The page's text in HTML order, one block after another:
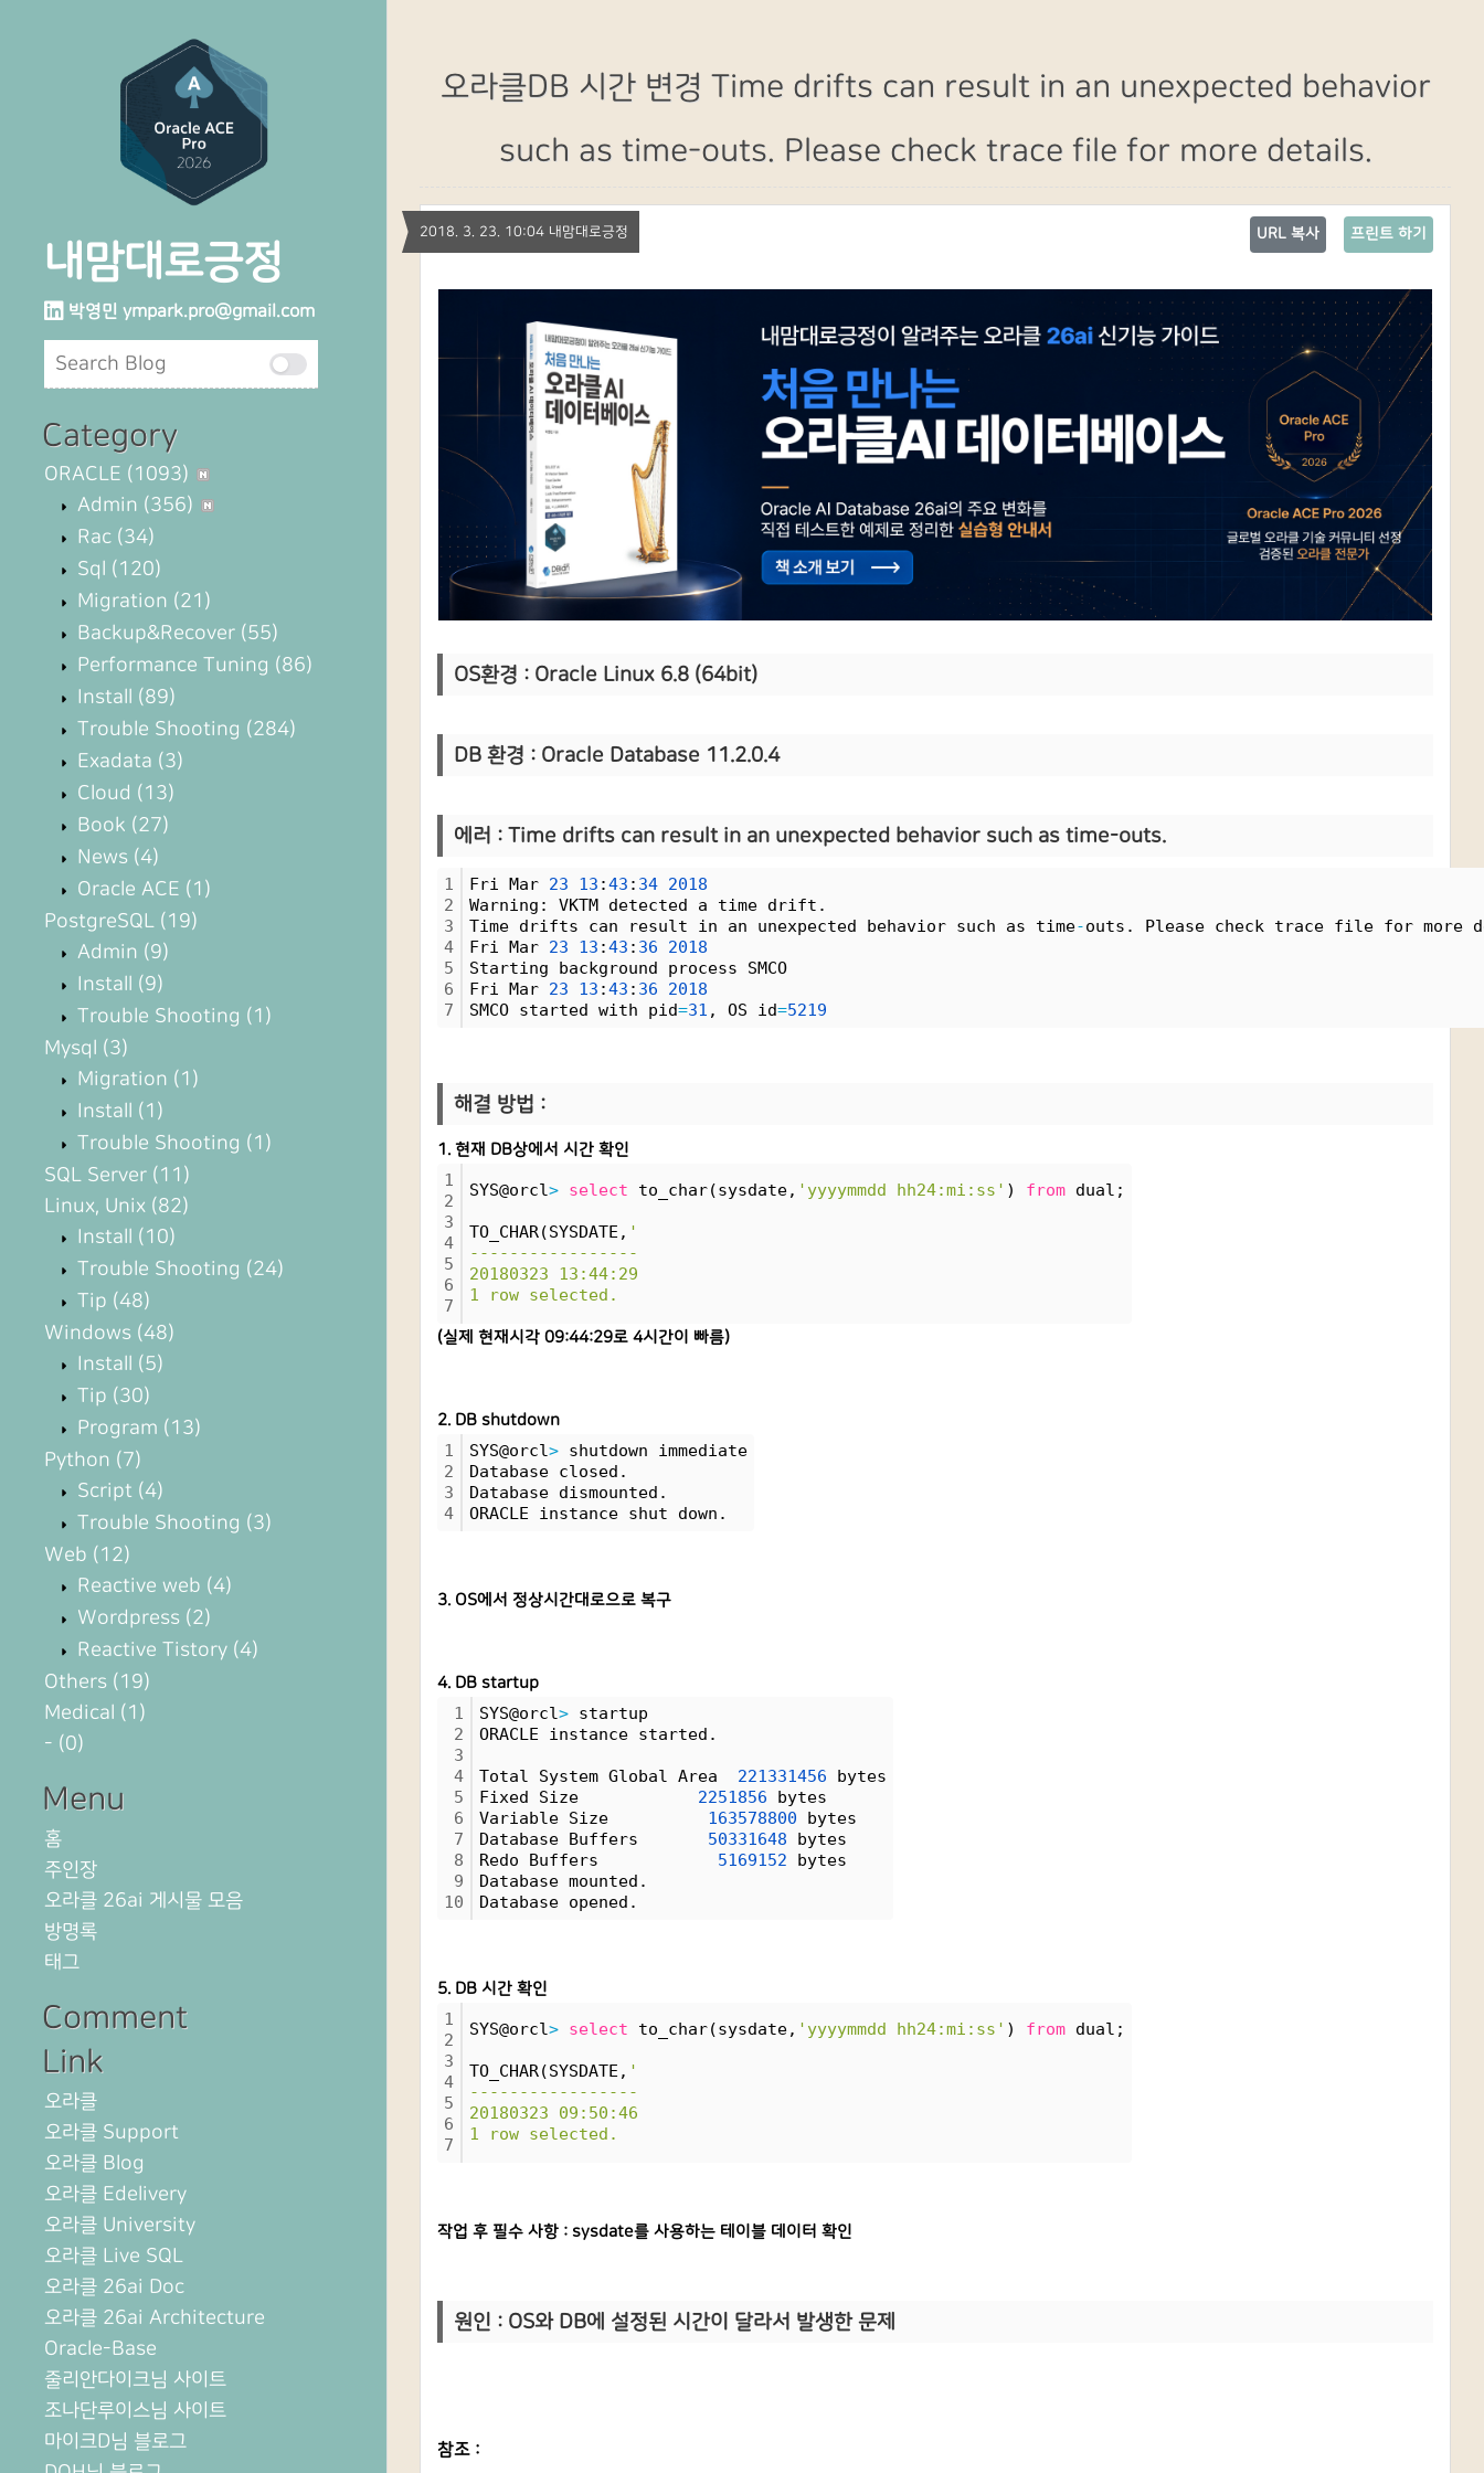
내맘대로긍정
박영민 ympark.pro@gmail.com
Category
ORACLE (1093)
Admin (356)
Rac (34)
Sql (120)
Migration (21)
Backup&Recover (55)
Performance Tuning (86)
Install (89)
Trouble Shooting (284)
Exadata (3)
Cloud (13)
Book (27)
News (4)
Oracle ACE (1)
PostgreSQL (19)
Admin (9)
Install (9)
Trouble Shooting (1)
Mysql (3)
Migration (1)
Install (1)
Trouble Shooting (1)
SQL Server (11)
Linux, Unix (82)
Install (10)
Trouble Shooting (24)
Tip (48)
Windows (48)
Install (5)
Tip (30)
Program (13)
Python (7)
Script (4)
Trouble Shooting (3)
Web (12)
Reactive web (4)
Wordpress (2)
Reactive Tistory (4)
Others (19)
Medical (1)
- (0)
Menu
홈
주인장
오라클 26ai 게시물 모음
방명록
태그
Comment
Link
오라클
오라클 Support
오라클 Blog
오라클 Edelivery
오라클 University
오라클 Live SQL
오라클 26ai Doc
오라클 26ai Architecture
Oracle-Base
줄리안다이크님 사이트
조나단루이스님 사이트
마이크D님 블로그
오라클DB 시간 변경 Time drifts can result in an unexpected behavior
such as time-outs. Please check trace file for more details.
2018. 3. 23. 10:04 내맘대로긍정 프린트 하기
URL 복사
OS환경 : Oracle Linux 6.8 (64bit)
DB 환경 : Oracle Database 11.2.0.4
에러 : Time drifts can result in an unexpected behavior such as time-outs.
1
2
3
4
5
6
7
Fri Mar 23 13 :43 : 34 2018
Warning: VKTM detected a time drift.
Time drifts can result in an unexpected behavior such as time-outs. Please check trace file for more
Fri Mar 23 13 :43 : 36
2018
Starting background process SMCO
Fri Mar 23 13 :43 : 36
2018
SMCO started with pid=31 , OS id=5219
해결 방법 :
1. 현재 DB상에서 시간 확인
1
2
3
4
5
6
7
SYS@orcl> select to_char(sysdate, 'yyyymmdd hh24:mi:ss' ) from dual;
TO_CHAR(SYSDATE, '
-----------------
20180323 13:44:29
1 row selected.
(실제 현재시각 09:44:29로 4시간이 빠름)
2. DB shutdown
1
2
3
4
SYS@orcl> shutdown immediate
Database closed.
Database dismounted.
ORACLE instance shut down.
3. OS에서 정상시간대로으로 복구
4. DB startup
1
2
3
4
5
6
7
8
9
10
SYS@orcl> startup
ORACLE instance started.
Total System Global Area 221331456 bytes
Fixed Size 2251856 bytes
Variable Size 163578800 bytes
Database Buffers 50331648 bytes
Redo Buffers 5169152 bytes
Database mounted.
Database opened.
5. DB 시간 확인
1
2
3
4
5
6
7
SYS@orcl> select to_char(sysdate, 'yyyymmdd hh24:mi:ss' ) from dual;
TO_CHAR(SYSDATE, '
-----------------
20180323 09:50:46
1 row selected.
작업 후 필수 사항 : sysdate를 사용하는 테이블 데이터 확인
원인 : OS와 DB에 설정된 시간이 달라서 발생한 문제
참조 :